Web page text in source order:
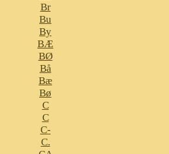
Br
Bu
By
BÆ
BØ
Bå
Bæ
Bø
C
C
C-
C.